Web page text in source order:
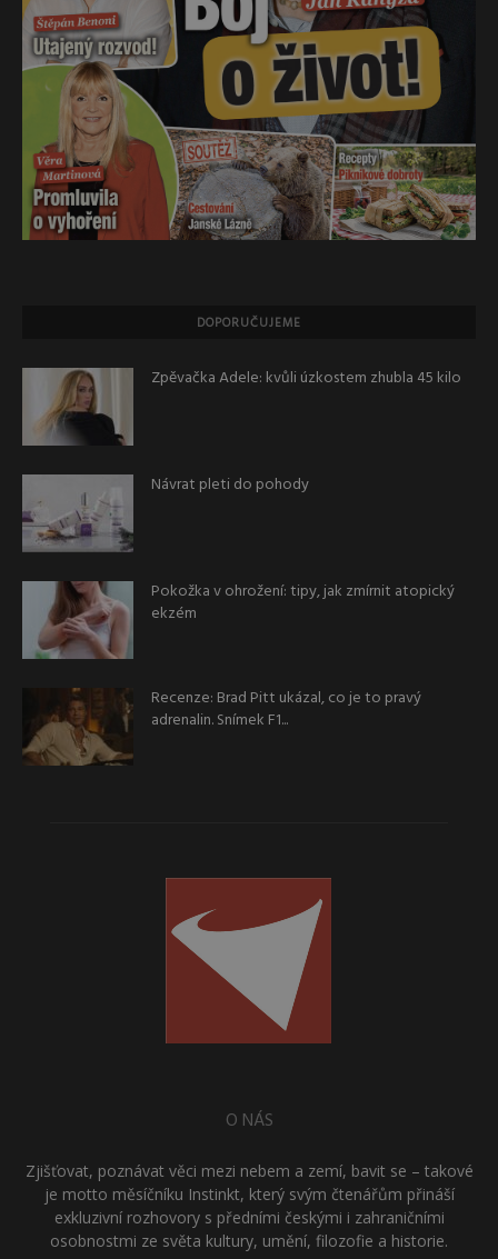
DOPORUČUJEME
Zpěvačka Adele: kvůli úzkostem zhubla 45 kilo
Návrat pleti do pohody
Pokožka v ohrožení: tipy, jak zmírnit atopický
ekzém
Recenze: Brad Pitt ukázal, co je to pravý
adrenalin. Snímek F1...
O NÁS
Zjišťovat, poznávat věci mezi nebem a zemí, bavit se – takové
je motto měsíčníku Instinkt, který svým čtenářům přináší
exkluzivní rozhovory s předními českými i zahraničními
osobnostmi ze světa kultury, umění, filozofie a historie.